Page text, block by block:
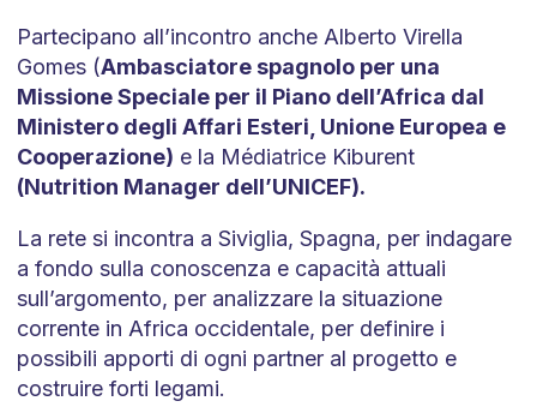
Partecipano all’incontro anche Alberto Virella
Gomes (Ambasciatore spagnolo per una
Missione Speciale per il Piano dell’Africa dal
Ministero degli Affari Esteri, Unione Europea e
Cooperazione) e la Médiatrice Kiburent
(Nutrition Manager dell’UNICEF).
La rete si incontra a Siviglia, Spagna, per indagare
a fondo sulla conoscenza e capacità attuali
sull’argomento, per analizzare la situazione
corrente in Africa occidentale, per definire i
possibili apporti di ogni partner al progetto e
costruire forti legami.